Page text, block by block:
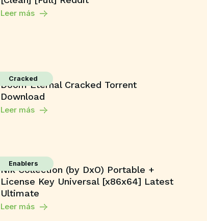
Leer más
Cracked
Doom Eternal Cracked Torrent
Download
Leer más
Enablers
Nik Collection (by DxO) Portable +
License Key Universal [x86x64] Latest
Ultimate
Leer más